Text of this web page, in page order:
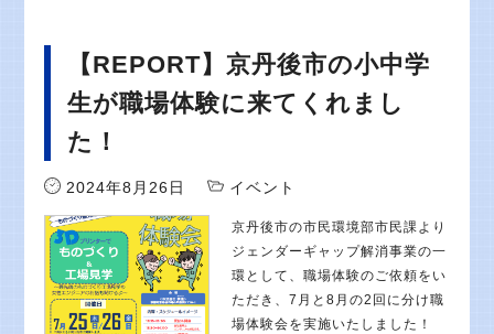
【REPORT】京丹後市の小中学
生が職場体験に来てくれまし
た！
2024年8月26日 イベント
京丹後市の市民環境部市民課より
ジェンダーギャップ解消事業の一
環として、職場体験のご依頼をい
ただき、7月と8月の2回に分け職
場体験会を実施いたしました！